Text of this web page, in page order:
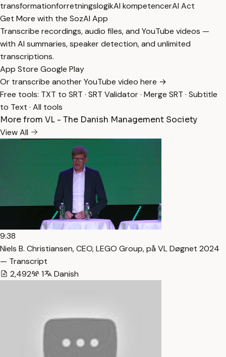
transformationforretningslogikAI kompetencerAI Act
Get More with the SozAI App
Transcribe recordings, audio files, and YouTube videos —
with AI summaries, speaker detection, and unlimited
transcriptions.
App Store Google Play
Or transcribe another YouTube video here →
Free tools: TXT to SRT · SRT Validator· Merge SRT · Subtitle
to Text · All tools
More from VL - The Danish Management Society
View All
9:38
Niels B. Christiansen, CEO, LEGO Group, på VL Døgnet 2024
— Transcript
2,492
1 Danish